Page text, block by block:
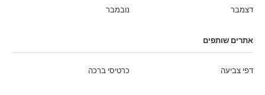
נובמבר
דצמבר
אתרים שותפים
כרטיסי ברכה דפי צביעה